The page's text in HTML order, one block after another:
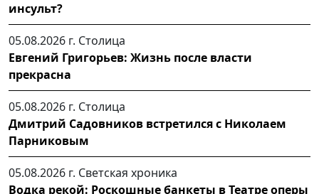
инсульт?
05.08.2026 г. Столица
Евгений Григорьев: Жизнь после власти
прекрасна
05.08.2026 г. Столица
Дмитрий Садовников встретился с Николаем
Парниковым
05.08.2026 г. Светская хроника
Водка рекой: Роскошные банкеты в Театре оперы